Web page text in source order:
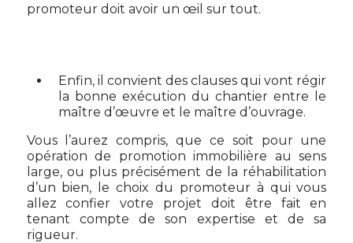
promoteur doit avoir un œil sur tout.
Enfin, il convient des clauses qui vont régir
la bonne exécution du chantier entre le
maître d’œuvre et le maître d’ouvrage.
Vous l’aurez compris, que ce soit pour une
opération de promotion immobilière au sens
large, ou plus précisément de la réhabilitation
d’un bien, le choix du promoteur à qui vous
allez confier votre projet doit être fait en
tenant compte de son expertise et de sa
rigueur.